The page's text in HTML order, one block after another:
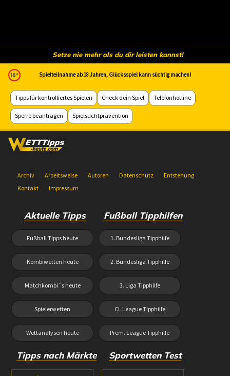
Setze nie mehr als du dir leisten kannst!
Spielteilnahme ab 18 Jahren, Glücksspiel kann süchtig machen!
Tipps für kontrolliertes Spielen Check dein Spiel Telefonhotline
Sperre beantragen Spielsuchtprävention
Archiv Arbeitsweise Autoren Datenschutz
Entstehung
Kontakt
Impressum
Aktuelle Tipps
Fußball Tipps heute
Kombiwetten heute
Matchkombi´s heute
Spielerwetten
Wettanalysen heute
Fußball Tipphilfen
1. Bundesliga Tipphilfe
2. Bundesliga Tipphilfe
3. Liga Tipphilfe
CL League Tipphilfe
Prem. League Tipphilfe
Tipps nach Märkte Sportwetten Test